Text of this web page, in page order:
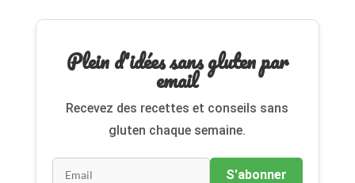
Plein d'idées sans gluten par
email
Recevez des recettes et conseils sans
gluten chaque semaine.
S'abonner